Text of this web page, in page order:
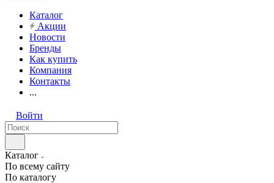
Каталог
Акции
Новости
Бренды
Как купить
Компания
Контакты
...
Войти
Каталог
По всему сайту
По каталогу